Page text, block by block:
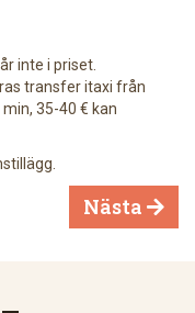
inte i priset.
transfer itaxi från
35-40 € kan
Nästa 